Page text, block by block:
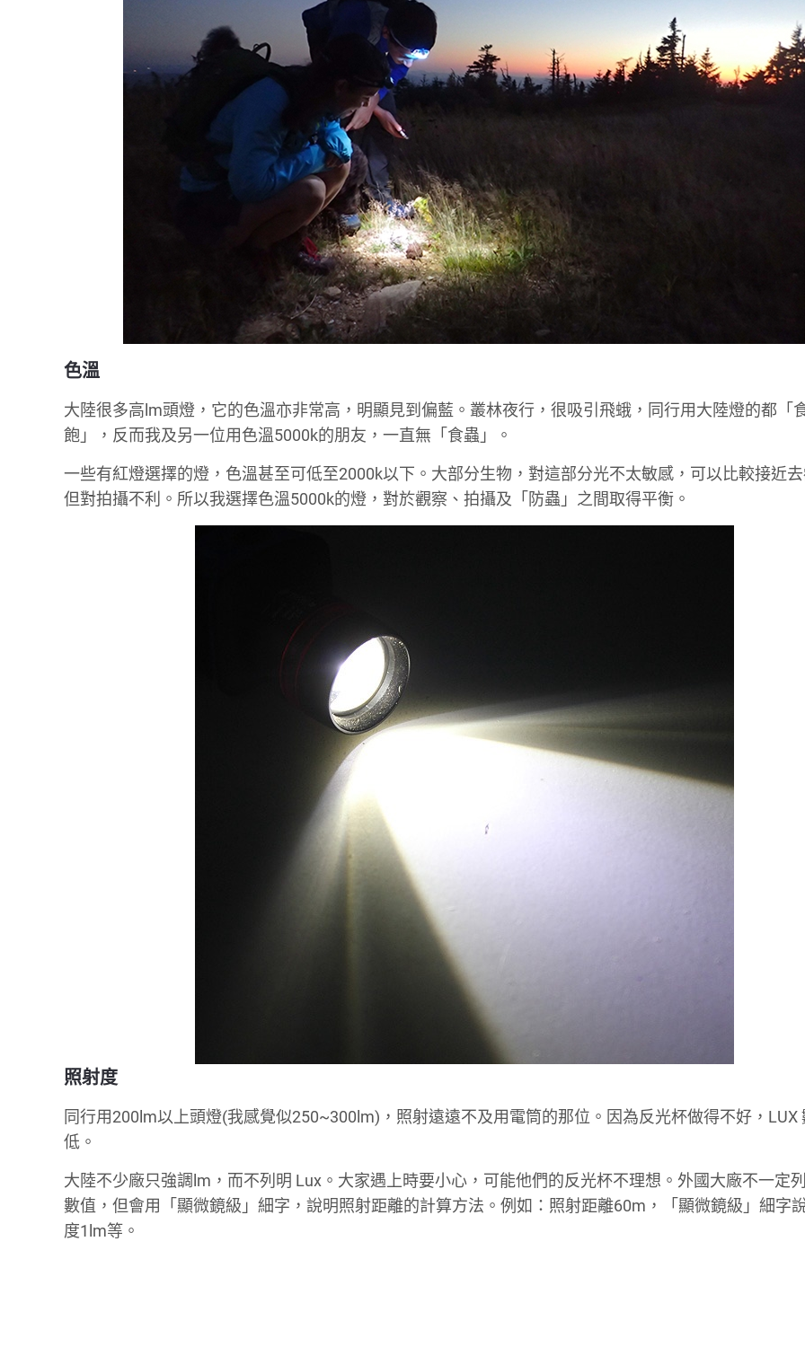
色溫
大陸很多高lm頭燈，它的色溫亦非常高，明顯見到偏藍。叢林夜行，很吸引飛蛾，同行用大陸燈的都「
飽」，反而我及另一位用色溫5000k的朋友，一直無「食蟲」。
一些有紅燈選擇的燈，色溫甚至可低至2000k以下。大部分生物，對這部分光不太敏感，可以比較接近去
但對拍攝不利。所以我選擇色溫5000k的燈，對於觀察、拍攝及「防蟲」之間取得平衡。
照射度
同行用200lm以上頭燈(我感覺似250~300lm)，照射遠遠不及用電筒的那位。因為反光杯做得不好，LUX
低。
大陸不少廠只強調lm，而不列明 Lux。大家遇上時要小心，可能他們的反光杯不理想。外國大廠不一定
數值，但會用「顯微鏡級」細字，說明照射距離的計算方法。例如：照射距離60m，「顯微鏡級」細字
度1lm等。